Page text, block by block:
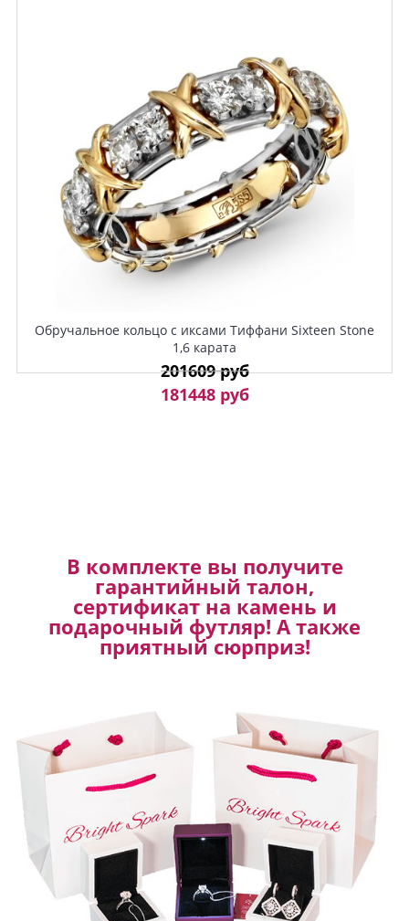
Обручальное кольцо с иксами Тиффани Sixteen Stone
1,6 карата
201609 руб
181448 руб
В комплекте вы получите
гарантийный талон,
сертификат на камень и
подарочный футляр! А также
приятный сюрприз!